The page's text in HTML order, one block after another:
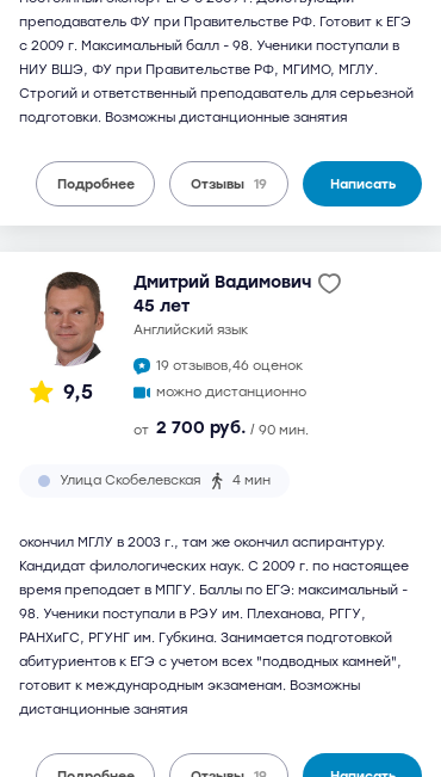
преподаватель ФУ при Правительстве РФ. Готовит к ЕГЭ
с 2009 г. Максимальный балл - 98. Ученики поступали в
НИУ ВШЭ, ФУ при Правительстве РФ, МГИМО, МГЛУ.
Строгий и ответственный преподаватель для серьезной
подготовки. Возможны дистанционные занятия
Подробнее Отзывы 19 Написать
9,5
Дмитрий Вадимович
45 лет
английский язык
19 отзывов,46 оценок
можно дистанционно
от 2 700 руб. / 90 мин.
Улица Скобелевская 4 мин
окончил МГЛУ в 2003 г., там же окончил аспирантуру.
Кандидат филологических наук. С 2009 г. по настоящее
время преподает в МПГУ. Баллы по ЕГЭ: максимальный -
98. Ученики поступали в РЭУ им. Плеханова, РГГУ,
РАНХиГС, РГУНГ им. Губкина. Занимается подготовкой
абитуриентов к ЕГЭ с учетом всех "подводных камней",
готовит к международным экзаменам. Возможны
дистанционные занятия